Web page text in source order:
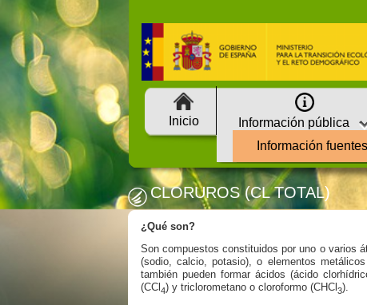
Inicio
Información pública
Información
CLORUROS (CL TOTAL)
¿Qué son?
Son compuestos constituidos por uno o varios
(sodio, calcio, potasio), o elementos
también pueden formar ácidos (ácido
(CCl 4) y triclorometano o cloroformo (CHCl 3).